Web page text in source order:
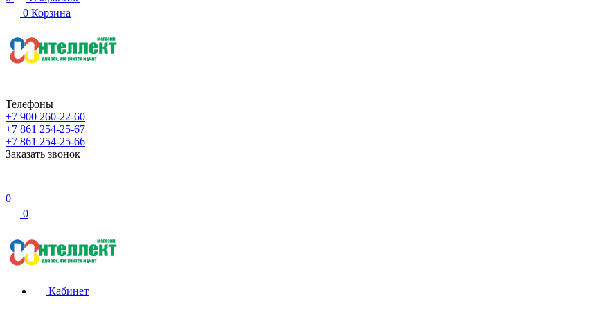
0 Корзина
Телефоны
+7 900 260-22-60
+7 861 254-25-67
+7 861 254-25-66
Заказать звонок
0
0
Кабинет